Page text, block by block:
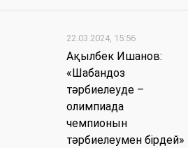
22.03.2024, 15:56
Ақылбек Ишанов:
«Шабандоз
тәрбиелеуде –
олимпиада
чемпионын
тәрбиелеумен бірдей»